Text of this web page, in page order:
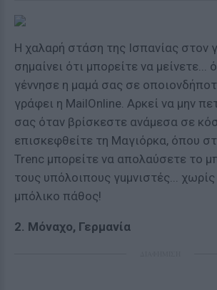
Η χαλαρή στάση της Ισπανίας στον
σημαίνει ότι μπορείτε να
γέννησε η μαμά σας σε
γράφει η MailOnline. Αρκεί να μην
σας όταν βρίσκεστε ανάμεσα σε
επισκεφθείτε τη Μαγιόρκα, όπου
Trenc μπορείτε να απολαύσετε το
τους υπόλοιπους γuμνιστές...
μπόλικο πάθος!
2. Μόναχο, Γερμανία